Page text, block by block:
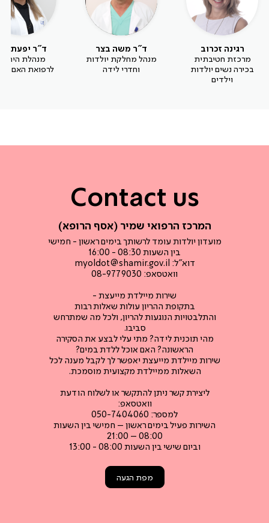
רגינה זכרוב
מרכזת חטיבתית
בכירה נשים יולדות
וילדים
ד"ר משה בצר
מנהל מחלקת יולדות
וחדרי לידה
ד"ר יפעת
מנהלת
לרפואת האם
Contact us
המרכז הרפואי שמיר (אסף הרופא)
מועדון יולדות עומד לרשותך בימים ראשון - חמישי
בין השעות 08:30 - 16:00
דוא"ל: myoldot@shamir.gov.il
וואטסאפ: 08-9779030
שירות מיילדת מייעצת -
בתקופת ההריון עולות שאלות רבות
והתלבטויות הנוגעות להריון, ולכל מה שמתרחש
סביבו.
מהי תוכנית לידה? מתי עלי לבצע את הסקירה
הראשונה? האם אוכל ללדת במים?
שירות מיילדת מייעצת יאפשר לך לקבל מענה לכל
השאלות ממיילדת מקצועית מוסמכת.
ליצירת קשר ניתן להתקשר או לשלוח הודעת
וואטסאפ:
למספר: 050-7404060
השירות פעיל בימים ראשון – חמישי בין השעות
08:00 – 21:00
וביום שישי בין השעות 08:00 - 13:00
מפת הגעה